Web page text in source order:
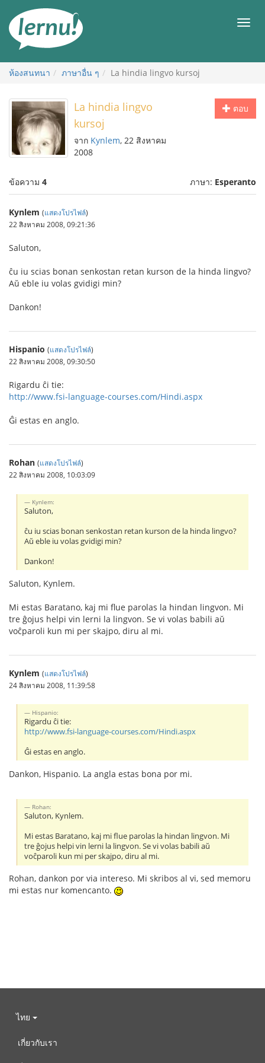
สารบัญ
เมนู
ห้องสนทนา ภาษาอื่น ๆ La hindia lingvo kursoj
ตอบ
La hindia lingvo
kursoj
จาก Kynlem, 22 สิงหาคม
2008
ข้อความ 4 ภาษา: Esperanto
Kynlem (แสดงโปรไฟล์)
22 สิงหาคม 2008, 09:21:36
Saluton,
ĉu iu scias bonan senkostan retan kurson de la hinda lingvo?
Aŭ eble iu volas gvidigi min?
Dankon!
Hispanio (แสดงโปรไฟล์)
22 สิงหาคม 2008, 09:30:50
Rigardu ĉi tie:
http://www.fsi-language-courses.com/Hindi.aspx
Ĝi estas en anglo.
Rohan (แสดงโปรไฟล์)
22 สิงหาคม 2008, 10:03:09
Kynlem:
Saluton,
ĉu iu scias bonan senkostan retan kurson de la hinda lingvo?
Aŭ eble iu volas gvidigi min?
Dankon!
Saluton, Kynlem.
Mi estas Baratano, kaj mi flue parolas la hindan lingvon. Mi
tre ĝojus helpi vin lerni la lingvon. Se vi volas babili aŭ
voĉparoli kun mi per skajpo, diru al mi.
Kynlem (แสดงโปรไฟล์)
24 สิงหาคม 2008, 11:39:58
Hispanio:
Rigardu ĉi tie:
http://www.fsi-language-courses.com/Hindi.aspx
Ĝi estas en anglo.
Dankon, Hispanio. La angla estas bona por mi.
Rohan:
Saluton, Kynlem.
Mi estas Baratano, kaj mi flue parolas la hindan lingvon. Mi
tre ĝojus helpi vin lerni la lingvon. Se vi volas babili aŭ
voĉparoli kun mi per skajpo, diru al mi.
Rohan, dankon por via intereso. Mi skribos al vi, sed memoru
mi estas nur komencanto.
ไทย
เกี่ยวกับเรา